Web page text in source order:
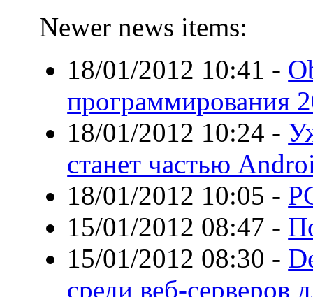
Newer news items:
18/01/2012 10:41 -
программирования
18/01/2012 10:24 -
станет частью
18/01/2012 10:05 -
15/01/2012 08:47 -
15/01/2012 08:30 -
среди веб-серверов